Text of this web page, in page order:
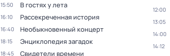
15:50 В гостях у лета
16:10 Рассекреченная история
16:40 Необыкновенный концерт
18:15 Энциклопедия загадок
18:45 Свидетели времени
12:00
13:05
14:00
14:12